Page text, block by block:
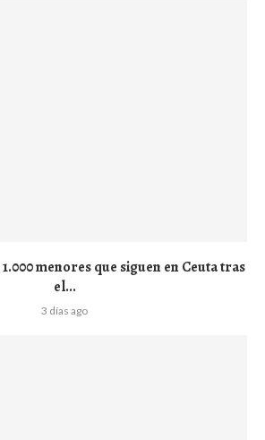
menores que siguen en Ceuta tras
el...
3 días ago